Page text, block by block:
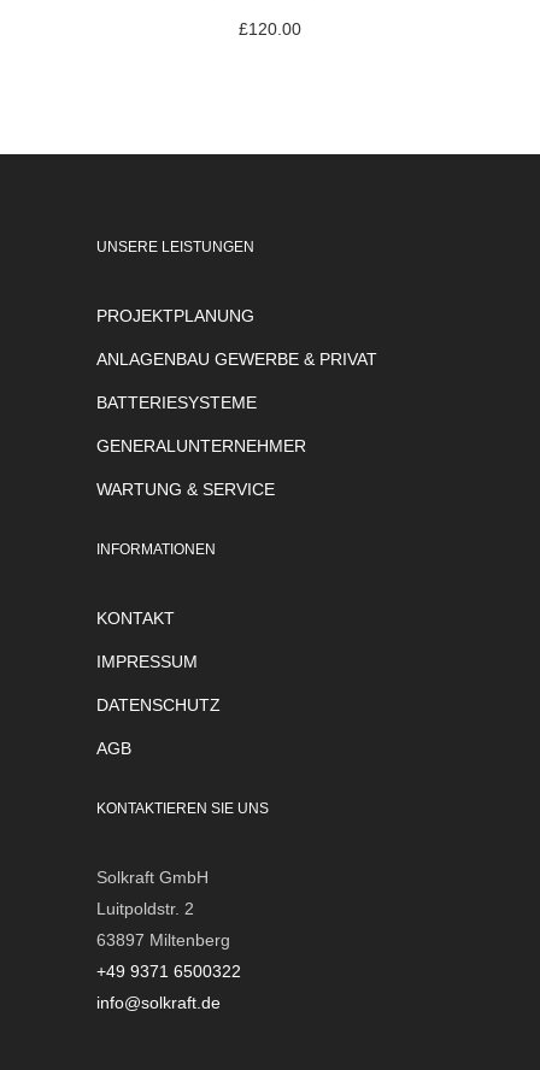
£120.00
UNSERE LEISTUNGEN
PROJEKTPLANUNG
ANLAGENBAU GEWERBE & PRIVAT
BATTERIESYSTEME
GENERALUNTERNEHMER
WARTUNG & SERVICE
INFORMATIONEN
KONTAKT
IMPRESSUM
DATENSCHUTZ
AGB
KONTAKTIEREN SIE UNS
Solkraft GmbH
Luitpoldstr. 2
63897 Miltenberg
+49 9371 6500322
info@solkraft.de